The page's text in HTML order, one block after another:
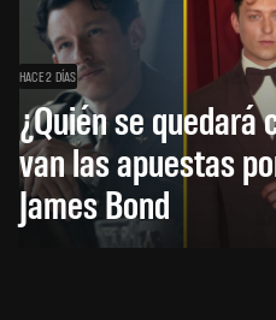
HACE 2 DÍAS
¿Quién se quedará
van las apuestas
James Bond